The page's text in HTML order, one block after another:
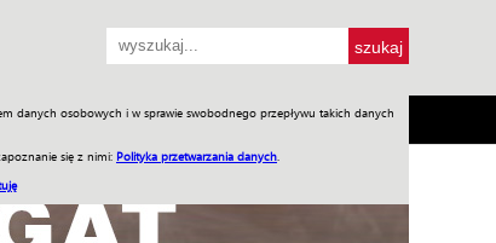
danych osobowych i w sprawie swobodnego przepływu takich danych
się z nimi: Polityka przetwarzania danych
Jednodniówki Praca w WIW